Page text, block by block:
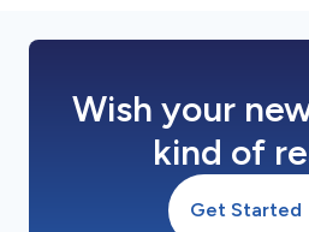
划。 随着超大规模AI基础设施在全球
Wish your
kind of
Get Started